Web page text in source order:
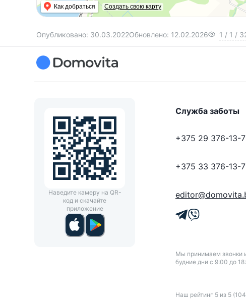
Как добраться Создать свою карту
Опубликовано: 30.03.2022Обновлено: 12.02.2026 1 / 1 /
Наведите камеру на QR-
код и скачайте
приложение
Служба заботы
+375 29 376-13-
+375 33 376-13-
Мы принимаем звонки
будние дни с 9:00 до
Наш рейтинг 5 из 5 (